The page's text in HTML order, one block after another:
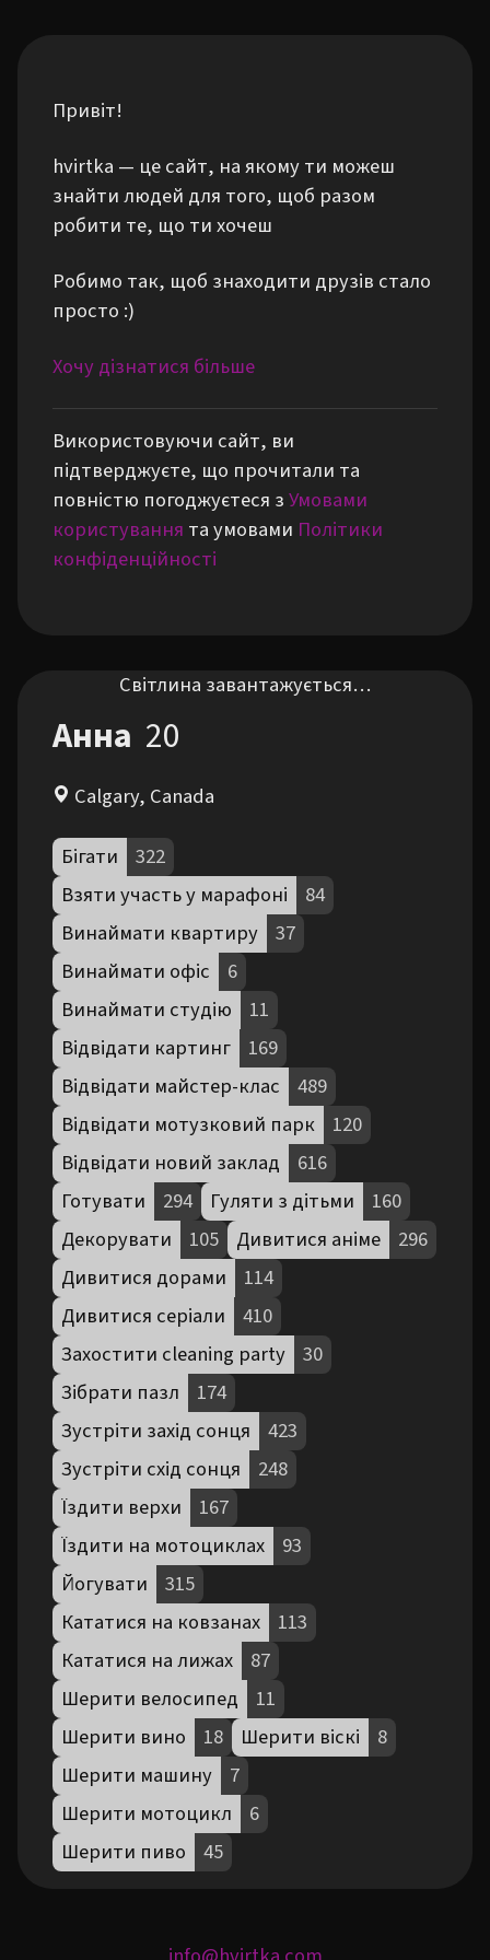
Привіт!
hvirtka — це сайт, на якому ти можеш
знайти людей для того, щоб разом
робити те, що ти хочеш
Робимо так, щоб знаходити друзів стало
просто :)
Хочу дізнатися більше
Використовуючи сайт, ви
підтверджуєте, що прочитали та
повністю погоджуєтеся зУмовами
користування та умовами Політики
конфіденційності
Світлина завантажується…
Анна 20
Calgary, Canada
Бігати
322
Взяти участь у марафоні
84
Винаймати квартиру
37
Винаймати офіс
6
Винаймати студію
11
Відвідати картинг
169
Відвідати майстер-клас
489
Відвідати мотузковий парк
120
Відвідати новий заклад
616
Готувати
294 Гуляти з дітьми
160
Декорувати
105 Дивитися аніме
296
Дивитися дорами
114
Дивитися серіали
410
Захостити cleaning party
30
Зібрати пазл
174
Зустріти захід сонця
423
Зустріти схід сонця
248
Їздити верхи
167
Їздити на мотоциклах
93
Йогувати
315
Кататися на ковзанах
113
Кататися на лижах
87
Шерити велосипед
11
Шерити вино
18 Шерити віскі
8
Шерити машину
7
Шерити мотоцикл
6
Шерити пиво
45